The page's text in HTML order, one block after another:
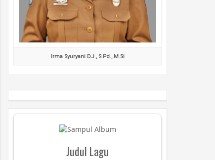
Irma Syuryani DJ., S.Pd., M.Si
Judul Lagu